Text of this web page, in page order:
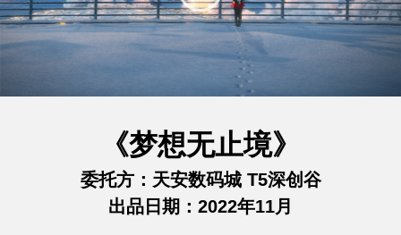
《梦想无止境》
委托方：天安数码城 T5深创谷
出品日期：2022年11月